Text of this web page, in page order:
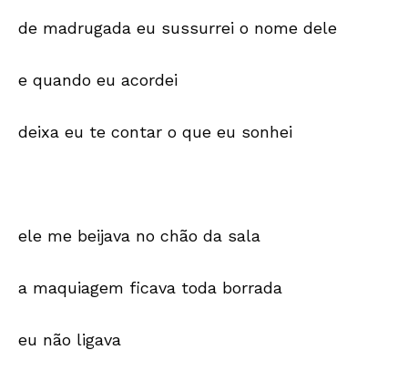
de madrugada eu sussurrei o nome dele
e quando eu acordei
deixa eu te contar o que eu sonhei
ele me beijava no chão da sala
a maquiagem ficava toda borrada
eu não ligava